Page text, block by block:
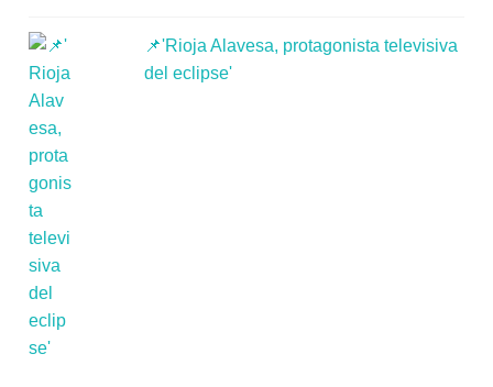
📌'Rioja Alavesa, protagonista televisiva
del eclipse'